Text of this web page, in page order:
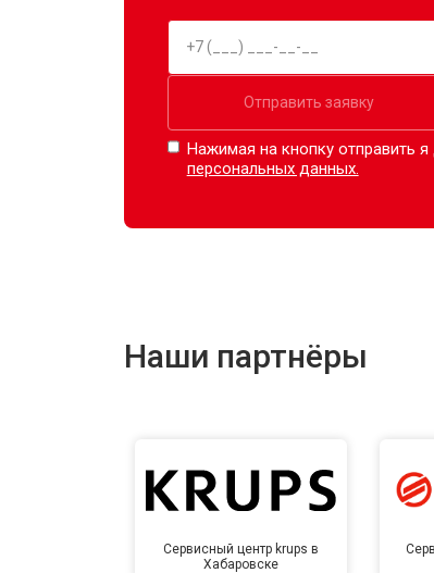
Отправить заявку
Нажимая на кнопку отправить
персональных данных.
Наши партнёры
Сервисный центр krups в
Хабаровске